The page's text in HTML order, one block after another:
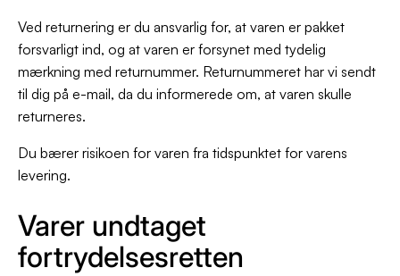
Ved returnering er du ansvarlig for, at varen er pakket
forsvarligt ind, og at varen er forsynet med tydelig
mærkning med returnummer. Returnummeret har vi sendt
til dig på e-mail, da du informerede om, at varen skulle
returneres.
Du bærer risikoen for varen fra tidspunktet for varens
levering.
Varer undtaget
fortrydelsesretten